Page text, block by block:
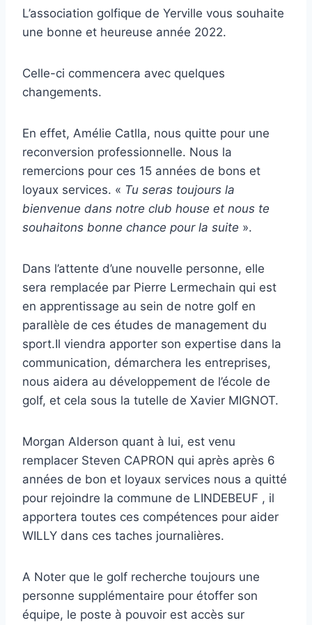
L’association golfique de Yerville vous souhaite
une bonne et heureuse année 2022.
Celle-ci commencera avec quelques
changements.
En effet, Amélie Catlla, nous quitte pour une
reconversion professionnelle. Nous la
remercions pour ces 15 années de bons et
loyaux services. « Tu seras toujours la
bienvenue dans notre club house et nous te
souhaitons bonne chance pour la suite ».
Dans l’attente d’une nouvelle personne, elle
sera remplacée par Pierre Lermechain qui est
en apprentissage au sein de notre golf en
parallèle de ces études de management du
sport.Il viendra apporter son expertise dans la
communication, démarchera les entreprises,
nous aidera au développement de l’école de
golf, et cela sous la tutelle de Xavier MIGNOT.
Morgan Alderson quant à lui, est venu
remplacer Steven CAPRON qui après après 6
années de bon et loyaux services nous a quitté
pour rejoindre la commune de LINDEBEUF , il
apportera toutes ces compétences pour aider
WILLY dans ces taches journalières.
A Noter que le golf recherche toujours une
personne supplémentaire pour étoffer son
équipe, le poste à pouvoir est accès sur